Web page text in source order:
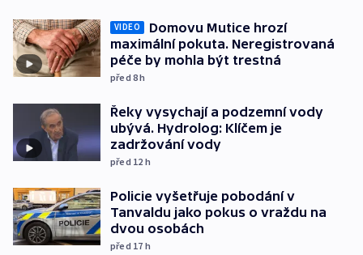
VIDEO
Domovu Mutice hrozí
maximální pokuta. Neregistrovaná
péče by mohla být trestná
před 8h
Řeky vysychají a podzemní vody
ubývá. Hydrolog: Klíčem je
zadržování vody
před 12 h
Policie vyšetřuje pobodání v
Tanvaldu jako pokus o vraždu na
dvou osobách
před 17 h